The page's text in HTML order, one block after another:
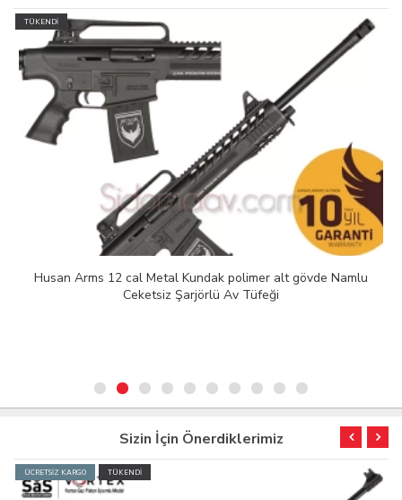
TÜKENDİ
Husan Arms 12 cal Metal Kundak polimer alt gövde Namlu
Ceketsiz Şarjörlü Av Tüfeği
Sizin İçin Önerdiklerimiz
ÜCRETSİZ KARGO TÜKENDİ